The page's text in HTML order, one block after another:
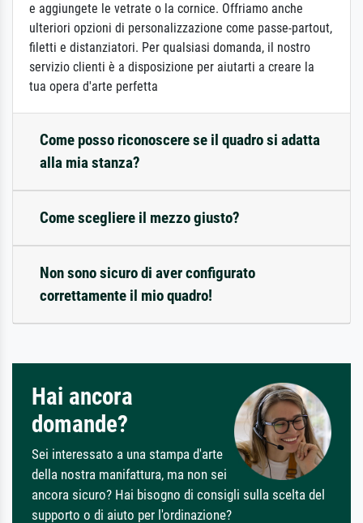
e aggiungete le vetrate o la cornice. Offriamo anche
ulteriori opzioni di personalizzazione come passe-partout,
filetti e distanziatori. Per qualsiasi domanda, il nostro
servizio clienti è a disposizione per aiutarti a creare la
tua opera d'arte perfetta
Come posso riconoscere se il quadro si adatta
alla mia stanza?
Come scegliere il mezzo giusto?
Non sono sicuro di aver configurato
correttamente il mio quadro!
Hai ancora
domande?
Sei interessato a una stampa d'arte
della nostra manifattura, ma non sei
ancora sicuro? Hai bisogno di consigli sulla scelta del
supporto o di aiuto per l'ordinazione?